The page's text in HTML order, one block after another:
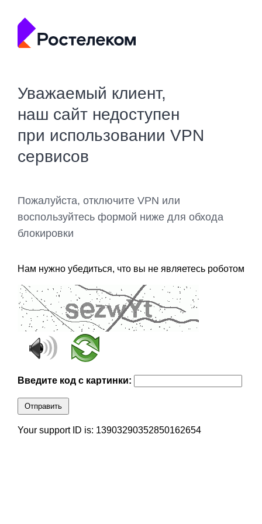
Уважаемый клиент,
наш сайт недоступен
при использовании VPN
сервисов
Пожалуйста, отключите VPN или
воспользуйтесь формой ниже для обхода
блокировки
Нам нужно убедиться, что вы не являетесь роботом
Введите код с картинки:
Отправить
Your support ID is: 13903290352850162654